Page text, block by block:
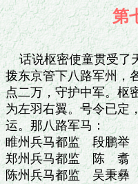
第
话说枢密使童贯受
拨东京管下八路军州，
点二万，守护中军。枢
为左羽右翼。号令已定
运。那八路军马：
睢州兵马都监　段鹏举
郑州兵马都监　陈　翥
陈州兵马都监　吴秉彝